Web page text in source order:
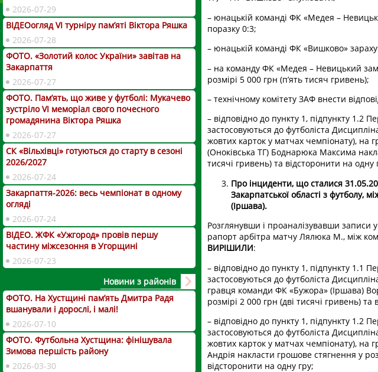
– юнацькій команді ФК «Медея –
поразку 0:3;
– юнацькій команді ФК «Вишково»
– на команду ФК «Медея – Невицький
розмірі 5 000 грн (п’ять тисяч гривень);
– технічному комітету ЗАФ внести
– відповідно до пункту 1, підпункту 1.2
застосовуються до футболіста
жовтих карток у матчах чемпіонату),
(Оноківська ТГ) Боднарюка Максима
тисячі гривень) та відсторонити на одну
Про інциденти, що сталися
Закарпатської області з футболу,
(Іршава).
Розглянувши і проаналізувавши записи
рапорт арбітра матчу Лялюка М., між
ВИРІШИЛИ:
– відповідно до пункту 1, підпункту 1.1
застосовуються до футболіста
гравця команди ФК «Бужора» (Іршава)
розмірі 2 000 грн (дві тисячі гривень)
– відповідно до пункту 1, підпункту 1.2
застосовуються до футболіста
жовтих карток у матчах чемпіонату),
Андрія накласти грошове стягнення у
відсторонити на одну гру;
2026-07-29
ВІДЕОогляд VІ турніру пам’яті Віктора Ряшка
2026-07-28
ФОТО. «Золотий колос України» завітав на
Закарпаття
2026-07-27
ФОТО. Пам’ять, що живе у футболі: Мукачево
зустріло VI меморіал свого почесного
громадянина Віктора Ряшка
2026-07-27
СК «Вільхівці» готуються до старту в сезоні
2026/2027
2026-07-24
Закарпаття-2026: весь чемпіонат в одному
огляді
2026-07-24
ВІДЕО. ЖФК «Ужгород» провів першу
частину міжсезоння в Угорщині
2026-07-23
Новини з районів
ФОТО. На Хустщині пам’ять Дмитра Радя
вшанували і дорослі, і малі!
2026-07-10
ФОТО. Футбольна Хустщина: фінішувала
Зимова першість району
2026-03-30